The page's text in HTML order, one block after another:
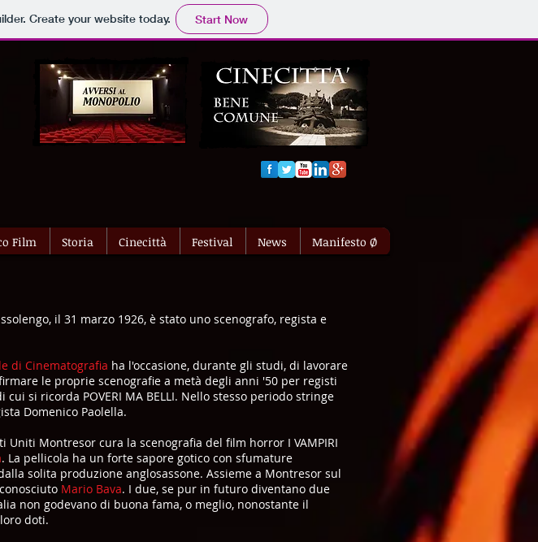
Create your website today. Start Now
Film Storia Cinecittà Festival News Manifesto Ø
il 31 marzo 1926, è stato uno scenografo, regista e
di Cinematografia ha l'occasione, durante gli studi, di lavorare
le proprie scenografie a metà degli anni '50 per registi
cui si ricorda POVERI MA BELLI. Nello stesso periodo stringe
Domenico Paolella.
Uniti Montresor cura la scenografia del film horror I VAMPIRI
. La pellicola ha un forte sapore gotico con sfumature
solita produzione anglosassone. Assieme a Montresor sul
Mario Bava. I due, se pur in futuro diventano due
non godevano di buona fama, o meglio, nonostante il
doti.